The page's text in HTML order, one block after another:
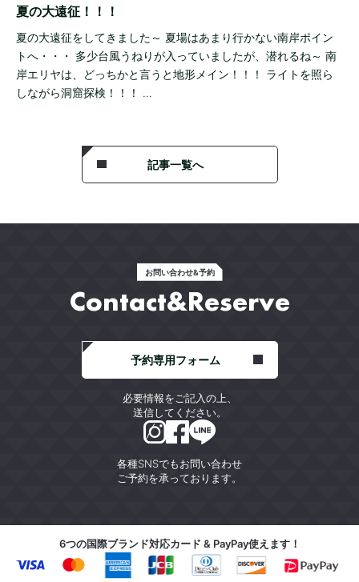
夏の大遠征！！！
夏の大遠征をしてきました～ 夏場はあまり行かない南岸ポイン
トへ・・・ 多少台風うねりが入っていましたが、潜れるね～ 南
岸エリヤは、どっちかと言うと地形メイン！！！ ライトを照ら
しながら洞窟探検！！！ …
記事一覧へ
お問い合わせ&予約
Contact&Reserve
各種SNSでもお問い合わせ
ご予約を承っております。
予約専用フォーム
必要情報をご記入の上、
送信してください。
6つの国際ブランド対応カード & PayPay使えます！